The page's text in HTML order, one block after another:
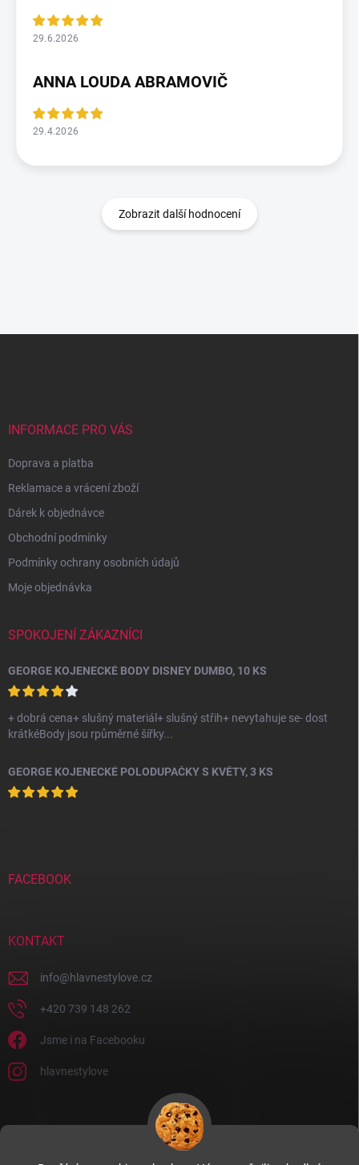
29.6.2026
ANNA LOUDA ABRAMOVIČ
29.4.2026
Zobrazit další hodnocení
INFORMACE PRO VÁS
Doprava a platba
Reklamace a vrácení zboží
Dárek k objednávce
Obchodní podmínky
Podmínky ochrany osobních údajů
Moje objednávka
SPOKOJENÍ ZÁKAZNÍCI
GEORGE KOJENECKÉ BODY DISNEY DUMBO, 10 KS
+ dobrá cena+ slušný materiál+ slušný střih+ nevytahuje se- dost
krátkéBody jsou rpůměrné šířky...
GEORGE KOJENECKÉ POLODUPAČKY S KVĚTY, 3 KS
FACEBOOK
KONTAKT
info@hlavnestylove.cz
+420 739 148 262
Jsme i na Facebooku
hlavnestylove